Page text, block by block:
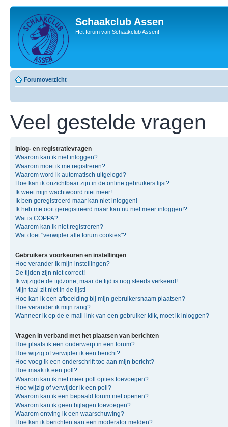
Schaakclub Assen
Het forum van Schaakclub Assen!
Forumoverzicht
Veel gestelde vragen
Inlog- en registratievragen
Waarom kan ik niet inloggen?
Waarom moet ik me registreren?
Waarom word ik automatisch uitgelogd?
Hoe kan ik onzichtbaar zijn in de online gebruikers lijst?
Ik weet mijn wachtwoord niet meer!
Ik ben geregistreerd maar kan niet inloggen!
Ik heb me ooit geregistreerd maar kan nu niet meer inloggen!?
Wat is COPPA?
Waarom kan ik niet registreren?
Wat doet "verwijder alle forum cookies"?
Gebruikers voorkeuren en instellingen
Hoe verander ik mijn instellingen?
De tijden zijn niet correct!
Ik wijzigde de tijdzone, maar de tijd is nog steeds verkeerd!
Mijn taal zit niet in de lijst!
Hoe kan ik een afbeelding bij mijn gebruikersnaam plaatsen?
Hoe verander ik mijn rang?
Wanneer ik op de e-mail link van een gebruiker klik, moet ik inloggen?
Vragen in verband met het plaatsen van berichten
Hoe plaats ik een onderwerp in een forum?
Hoe wijzig of verwijder ik een bericht?
Hoe voeg ik een onderschrift toe aan mijn bericht?
Hoe maak ik een poll?
Waarom kan ik niet meer poll opties toevoegen?
Hoe wijzig of verwijder ik een poll?
Waarom kan ik een bepaald forum niet openen?
Waarom kan ik geen bijlagen toevoegen?
Waarom ontving ik een waarschuwing?
Hoe kan ik berichten aan een moderator melden?